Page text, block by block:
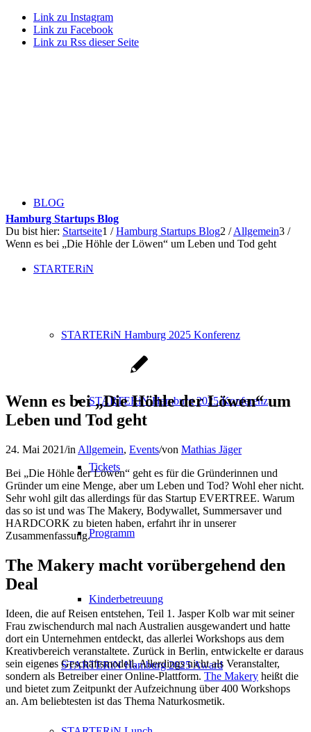
Link zu Instagram
Link zu Facebook
Link zu Rss dieser Seite
BLOG
STARTERiN
STARTERiN Hamburg 2025 Konferenz
STARTERiN Hamburg 2025 Konferenz
Tickets
Programm
Kinderbetreuung
STARTERiN Hamburg 2025 Award
Hamburg Startups Blog
Du bist hier: Startseite1 / Hamburg Startups Blog2 / Allgemein3 /
Wenn es bei „Die Höhle der Löwen“ um Leben und Tod geht
Wenn es bei „Die Höhle der Löwen“ um
Leben und Tod geht
24. Mai 2021/in Allgemein, Events/von Mathias Jäger
Bei „Die Höhle der Löwen“ geht es für die Gründerinnen und
Gründer um eine Menge, aber um Leben und Tod? Wohl eher nicht.
Sehr wohl gilt das allerdings für das Startup EVERTREE. Warum
das so ist und was The Makery, Bodywallet, Summersaver und
HARDCORK zu bieten haben, erfahrt ihr in unserer
Zusammenfassung.
The Makery macht vorübergehend den
Deal
Ideen, die auf Reisen entstehen, Teil 1. Jasper Kolb war mit seiner
Frau zwischendurch mal nach Australien ausgewandert und hatte
dort ein Unternehmen entdeckt, das allerlei Workshops aus dem
Kreativbereich veranstaltete. Zurück in Berlin, entwickelte er daraus
sein eigenes Geschäftsmodell. Allerdings nicht als Veranstalter,
sondern als Betreiber einer Online-Plattform. The Makery heißt die
und bietet zum Zeitpunkt der Aufzeichnung über 400 Workshops
an. Am beliebtesten ist das Thema Naturkosmetik.